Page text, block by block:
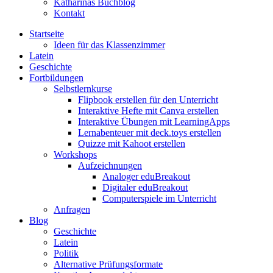
Katharinas Buchblog
Kontakt
Startseite
Ideen für das Klassenzimmer
Latein
Geschichte
Fortbildungen
Selbstlernkurse
Flipbook erstellen für den Unterricht
Interaktive Hefte mit Canva erstellen
Interaktive Übungen mit LearningApps
Lernabenteuer mit deck.toys erstellen
Quizze mit Kahoot erstellen
Workshops
Aufzeichnungen
Analoger eduBreakout
Digitaler eduBreakout
Computerspiele im Unterricht
Anfragen
Blog
Geschichte
Latein
Politik
Alternative Prüfungsformate